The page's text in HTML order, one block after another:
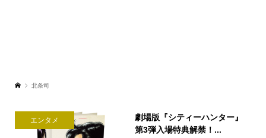
北条司
エンタメ
劇場版『シティーハンター』
第3弾入場特典解禁！...